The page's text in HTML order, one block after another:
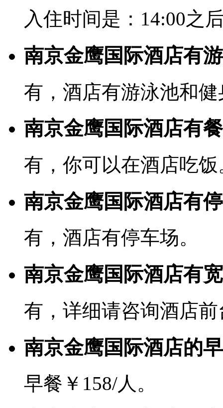
入住时间是：14:00之
南京金鹰国际酒店有
有，酒店有游泳池和
南京金鹰国际酒店有
有，你可以在酒店吃饭
南京金鹰国际酒店有
有，酒店有停车场。
南京金鹰国际酒店有
有，详细请咨询酒店前
南京金鹰国际酒店的
早餐￥158/人。